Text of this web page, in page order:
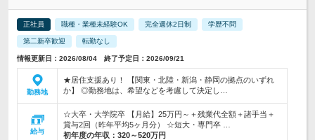
正社員 職種・業種未経験OK 完全週休2日制 学歴不問
第二新卒歓迎 転勤なし
情報更新日：2026/08/04 終了予定日：2026/09/21
勤務地
★居住支援あり！ 【関東・北陸・新潟・静岡の拠点のいずれ
か】 ◎勤務地は、希望などを考慮して決定し…
給与
☆大卒・大学院卒 【月給】25万円～＋残業代全額＋諸手当＋
賞与2回（昨年平均5ヶ月分） ☆短大・専門卒 …
初年度の年収： 320～520万円